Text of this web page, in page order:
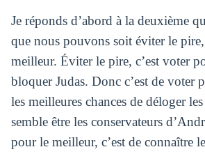
Je réponds d’abord à la deuxième
que nous pouvons soit éviter le
meilleur. Éviter le pire, c’est voter
bloquer Judas. Donc c’est de voter
les meilleures chances de déloger
semble être les conservateurs
pour le meilleur, c’est de connaître